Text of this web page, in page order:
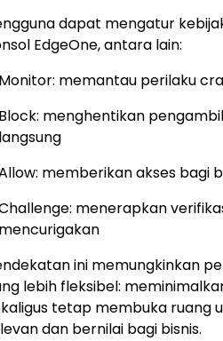
dapat mengatur
EdgeOne, antara lain:
Monitor: memantau perilaku
Block: menghentikan
langsung
memberikan akses bagi
menerapkan
mencurigakan
ini memungkinkan
lebih fleksibel:
tetap membuka ruang
dan bernilai bagi bisnis.